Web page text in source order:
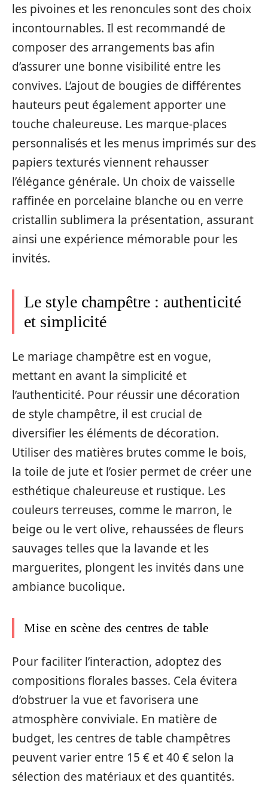
les pivoines et les renoncules sont des choix
incontournables. Il est recommandé de
composer des arrangements bas afin
d’assurer une bonne visibilité entre les
convives. L’ajout de bougies de différentes
hauteurs peut également apporter une
touche chaleureuse. Les marque-places
personnalisés et les menus imprimés sur des
papiers texturés viennent rehausser
l’élégance générale. Un choix de vaisselle
raffinée en porcelaine blanche ou en verre
cristallin sublimera la présentation, assurant
ainsi une expérience mémorable pour les
invités.
Le style champêtre : authenticité
et simplicité
Le mariage champêtre est en vogue,
mettant en avant la simplicité et
l’authenticité. Pour réussir une décoration
de style champêtre, il est crucial de
diversifier les éléments de décoration.
Utiliser des matières brutes comme le bois,
la toile de jute et l’osier permet de créer une
esthétique chaleureuse et rustique. Les
couleurs terreuses, comme le marron, le
beige ou le vert olive, rehaussées de fleurs
sauvages telles que la lavande et les
marguerites, plongent les invités dans une
ambiance bucolique.
Mise en scène des centres de table
Pour faciliter l’interaction, adoptez des
compositions florales basses. Cela évitera
d’obstruer la vue et favorisera une
atmosphère conviviale. En matière de
budget, les centres de table champêtres
peuvent varier entre 15 € et 40 € selon la
sélection des matériaux et des quantités.